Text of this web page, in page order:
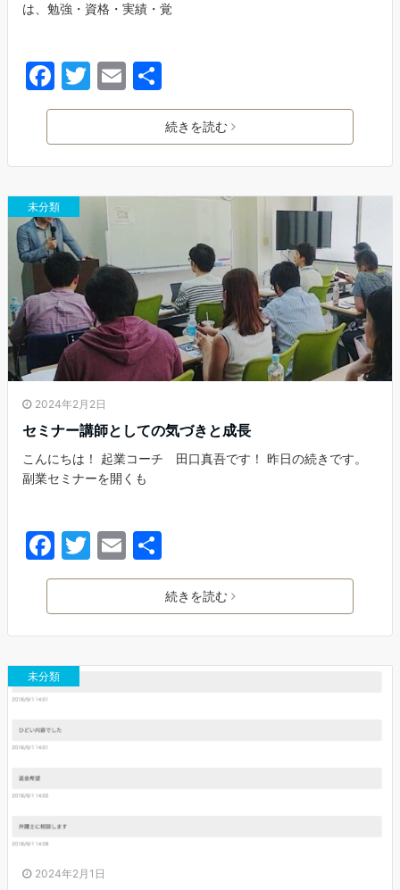
は、勉強・資格・実績・覚
F
a
e
b
o
o
k
T
w
er
E
m
l
有
続きを読む
未分類
2024年2月2日
セミナー講師としての気づきと成長
こんにちは！ 起業コーチ 田口真吾です！ 昨日の続きです。
副業セミナーを開くも
F
a
e
b
o
T
w
er
E
m
l
有
続きを読む
未分類
2024年2月1日